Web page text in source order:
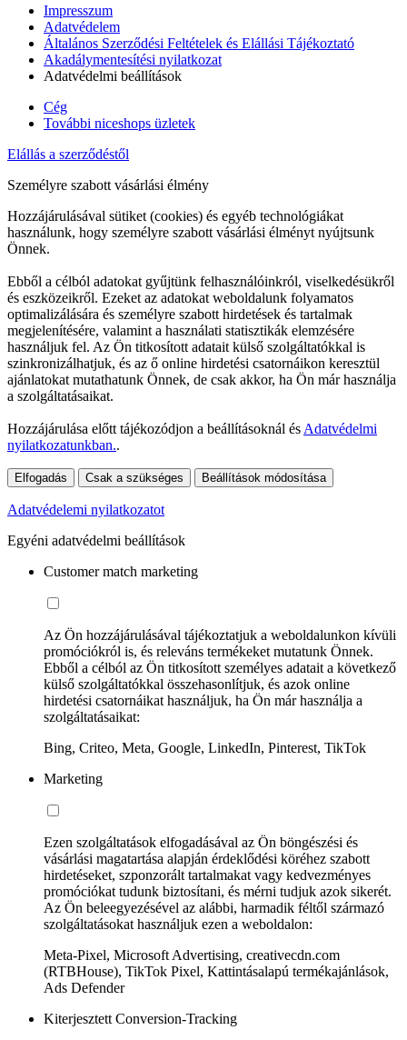
Impresszum
Adatvédelem
Általános Szerződési Feltételek és Elállási Tájékoztató
Akadálymentesítési nyilatkozat
Adatvédelmi beállítások
Cég
További niceshops üzletek
Elállás a szerződéstől
Személyre szabott vásárlási élmény
Hozzájárulásával sütiket (cookies) és egyéb technológiákat
használunk, hogy személyre szabott vásárlási élményt nyújtsunk
Önnek.
Ebből a célból adatokat gyűjtünk felhasználóinkról, viselkedésükről
és eszközeikről. Ezeket az adatokat weboldalunk folyamatos
optimalizálására és személyre szabott hirdetések és tartalmak
megjelenítésére, valamint a használati statisztikák elemzésére
használjuk fel. Az Ön titkosított adatait külső szolgáltatókkal is
szinkronizálhatjuk, és az ő online hirdetési csatornáikon keresztül
ajánlatokat mutathatunk Önnek, de csak akkor, ha Ön már használja
a szolgáltatásaikat.
Hozzájárulása előtt tájékozódjon a beállításoknál és Adatvédelmi
nyilatkozatunkban..
Elfogadás Csak a szükséges Beállítások módosítása
Adatvédelemi nyilatkozatot
Egyéni adatvédelmi beállítások
Customer match marketing
Az Ön hozzájárulásával tájékoztatjuk a weboldalunkon kívüli
promóciókról is, és releváns termékeket mutatunk Önnek.
Ebből a célból az Ön titkosított személyes adatait a következő
külső szolgáltatókkal összehasonlítjuk, és azok online
hirdetési csatornáikat használjuk, ha Ön már használja a
szolgáltatásaikat:
Bing, Criteo, Meta, Google, LinkedIn, Pinterest, TikTok
Marketing
Ezen szolgáltatások elfogadásával az Ön böngészési és
vásárlási magatartása alapján érdeklődési köréhez szabott
hirdetéseket, szponzorált tartalmakat vagy kedvezményes
promóciókat tudunk biztosítani, és mérni tudjuk azok sikerét.
Az Ön beleegyezésével az alábbi, harmadik féltől származó
szolgáltatásokat használjuk ezen a weboldalon:
Meta-Pixel, Microsoft Advertising, creativecdn.com
(RTBHouse), TikTok Pixel, Kattintásalapú termékajánlások,
Ads Defender
Kiterjesztett Conversion-Tracking